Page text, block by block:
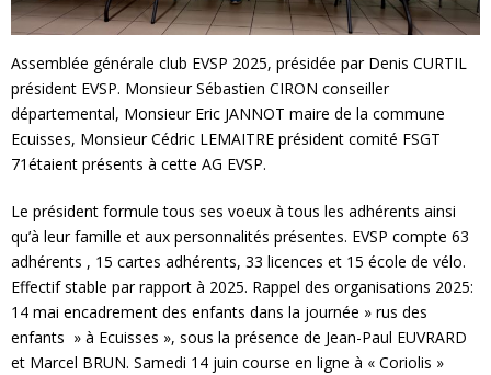
Assemblée générale club EVSP 2025, présidée par Denis CURTIL
président EVSP. Monsieur Sébastien CIRON conseiller
départemental, Monsieur Eric JANNOT maire de la commune
Ecuisses, Monsieur Cédric LEMAITRE président comité FSGT
71étaient présents à cette AG EVSP.
Le président formule tous ses voeux à tous les adhérents ainsi
qu’à leur famille et aux personnalités présentes. EVSP compte 63
adhérents , 15 cartes adhérents, 33 licences et 15 école de vélo.
Effectif stable par rapport à 2025. Rappel des organisations 2025:
14 mai encadrement des enfants dans la journée » rus des
enfants » à Ecuisses », sous la présence de Jean-Paul EUVRARD
et Marcel BRUN. Samedi 14 juin course en ligne à « Coriolis »